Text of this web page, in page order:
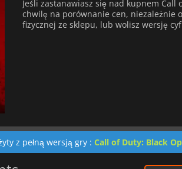
Jeśli zastanawiasz się nad kupnem Call
chwilę na porównanie cen, niezależnie
fizycznej ze sklepu, lub wolisz wersję
z pełną wersją gry : Call of Duty: Black